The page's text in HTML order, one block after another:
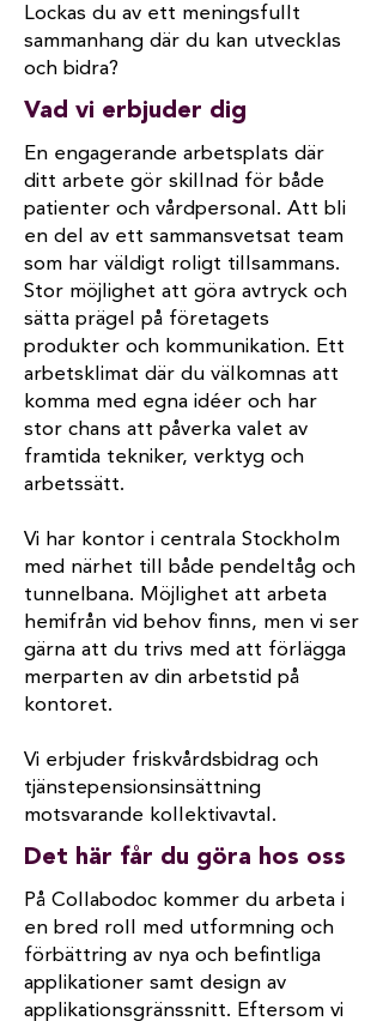
Lockas du av ett meningsfullt
sammanhang där du kan utvecklas
och bidra?
Vad vi erbjuder dig
En engagerande arbetsplats där
ditt arbete gör skillnad för både
patienter och vårdpersonal. Att bli
en del av ett sammansvetsat team
som har väldigt roligt tillsammans.
Stor möjlighet att göra avtryck och
sätta prägel på företagets
produkter och kommunikation. Ett
arbetsklimat där du välkomnas att
komma med egna idéer och har
stor chans att påverka valet av
framtida tekniker, verktyg och
arbetssätt.
Vi har kontor i centrala Stockholm
med närhet till både pendeltåg och
tunnelbana. Möjlighet att arbeta
hemifrån vid behov finns, men vi ser
gärna att du trivs med att förlägga
merparten av din arbetstid på
kontoret.
Vi erbjuder friskvårdsbidrag och
tjänstepensionsinsättning
motsvarande kollektivavtal.
Det här får du göra hos oss
På Collabodoc kommer du arbeta i
en bred roll med utformning och
förbättring av nya och befintliga
applikationer samt design av
applikationsgränssnitt. Eftersom vi